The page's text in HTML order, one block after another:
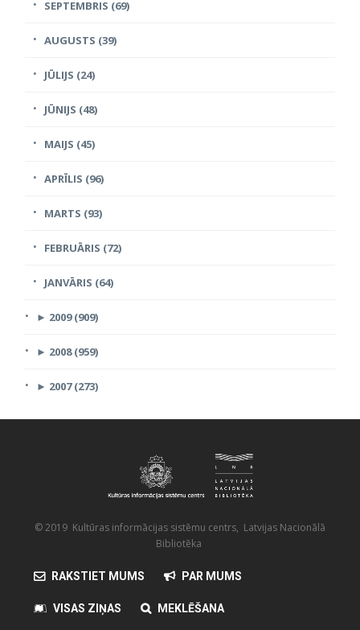
SEPTEMBRIS (69)
AUGUSTS (39)
JŪLIJS (24)
JŪNIJS (48)
MAIJS (45)
APRĪLIS (96)
MARTS (93)
FEBRUĀRIS (72)
JANVĀRIS (64)
► 2009 (909)
► 2008 (959)
► 2007 (273)
© 2019 Kultūras informācijas sistēmu centrs, Latvijas Nacionālā
Bibliotēka
RAKSTIET MUMS PAR MUMS
VISAS ZIŅAS MEKLĒŠANA